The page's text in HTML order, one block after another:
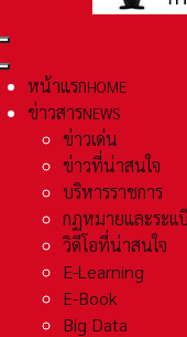
หน้าแรกHOME
ข่าวสารNEWS
ข่าวเด่น
ข่าวที่น่าสนใจ
บริหารราชการ
กฏหมายและระเเ
วิดีโอที่น่าสนใจ
E-Learning
E-Book
Big Data